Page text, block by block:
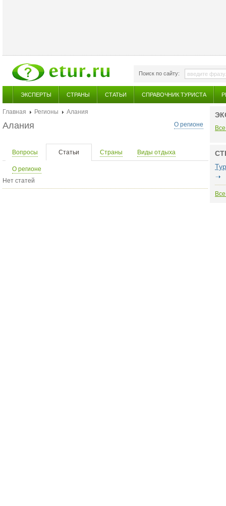
Поиск по сайту:
ЭКСПЕРТЫ СТРАНЫ СТАТЬИ СПРАВОЧНИК ТУРИСТА
Главная Регионы
Алания
О регионе
Алания
Вопросы Статьи Страны Виды отдыха
О регионе
Нет статей